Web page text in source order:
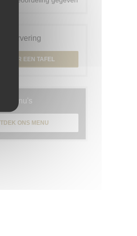
Reservering
EEN TAFEL
Menu's
ONS MENU